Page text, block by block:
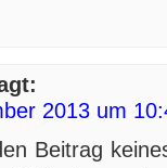
2013 um
Beitrag